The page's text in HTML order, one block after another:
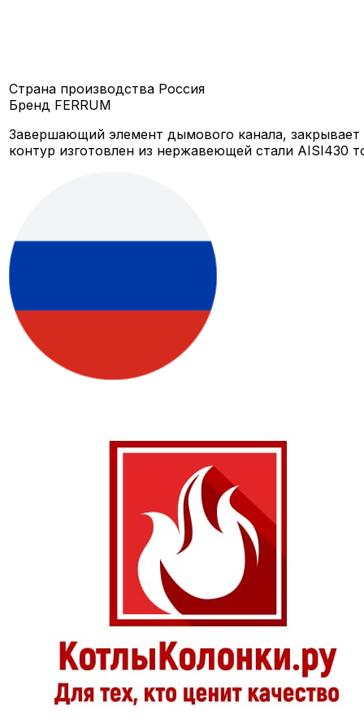
Страна производства Россия
Бренд FERRUM
Завершающий элемент дымового канала,
контур изготовлен из нержавеющей стали AISI430